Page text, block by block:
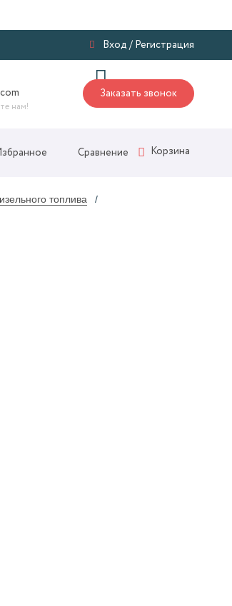
Вход / Регистрация
нам!
Заказать звонок
Сравнение Корзина
топлива